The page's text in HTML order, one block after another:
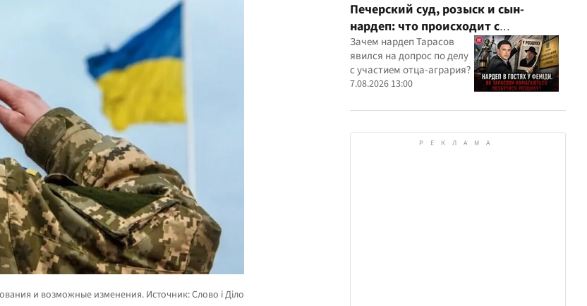
Печерский суд, розыск и сын-
нардеп: что происходит с
уголовными производствами с
участием агробарона Тарасова?
Зачем нардеп Тарасов
явился на допрос по делу
с участием отца-агрария?
7.08.2026 13:00